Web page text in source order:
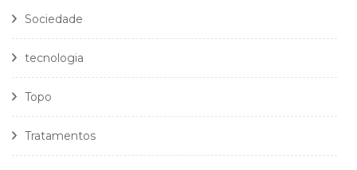
Sociedade
tecnologia
Topo
Tratamentos